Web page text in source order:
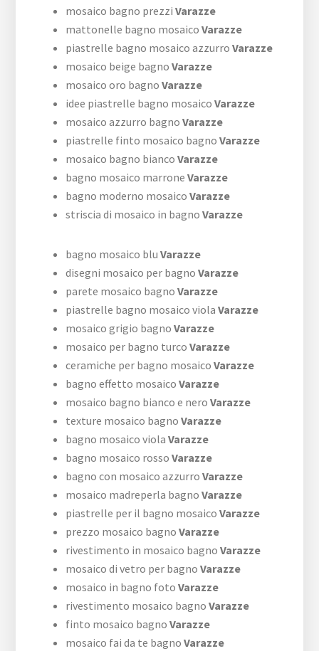
mosaico bagno prezzi Varazze
mattonelle bagno mosaico Varazze
piastrelle bagno mosaico azzurro Varazze
mosaico beige bagno Varazze
mosaico oro bagno Varazze
idee piastrelle bagno mosaico Varazze
mosaico azzurro bagno Varazze
piastrelle finto mosaico bagno Varazze
mosaico bagno bianco Varazze
bagno mosaico marrone Varazze
bagno moderno mosaico Varazze
striscia di mosaico in bagno Varazze
bagno mosaico blu Varazze
disegni mosaico per bagno Varazze
parete mosaico bagno Varazze
piastrelle bagno mosaico viola Varazze
mosaico grigio bagno Varazze
mosaico per bagno turco Varazze
ceramiche per bagno mosaico Varazze
bagno effetto mosaico Varazze
mosaico bagno bianco e nero Varazze
texture mosaico bagno Varazze
bagno mosaico viola Varazze
bagno mosaico rosso Varazze
bagno con mosaico azzurro Varazze
mosaico madreperla bagno Varazze
piastrelle per il bagno mosaico Varazze
prezzo mosaico bagno Varazze
rivestimento in mosaico bagno Varazze
mosaico di vetro per bagno Varazze
mosaico in bagno foto Varazze
rivestimento mosaico bagno Varazze
finto mosaico bagno Varazze
mosaico fai da te bagno Varazze